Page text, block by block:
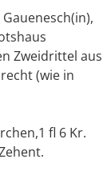
Zweidrittel aus
(wie in
fl 6 Kr.